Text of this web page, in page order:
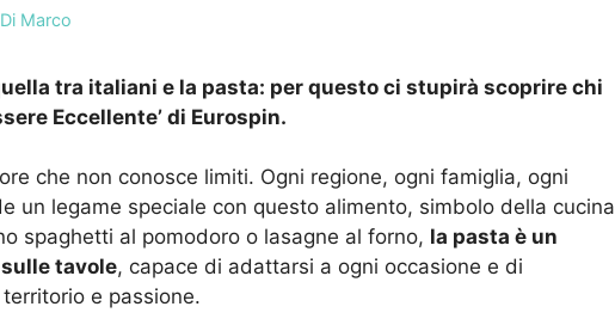
Marco
tra italiani e la pasta: per questo ci stupirà scoprire chi
Eccellente’ di Eurospin.
che non conosce limiti. Ogni regione, ogni famiglia, ogni
un legame speciale con questo alimento, simbolo della cucina
spaghetti al pomodoro o lasagne al forno, la pasta è un
tavole, capace di adattarsi a ogni occasione e di
e passione.